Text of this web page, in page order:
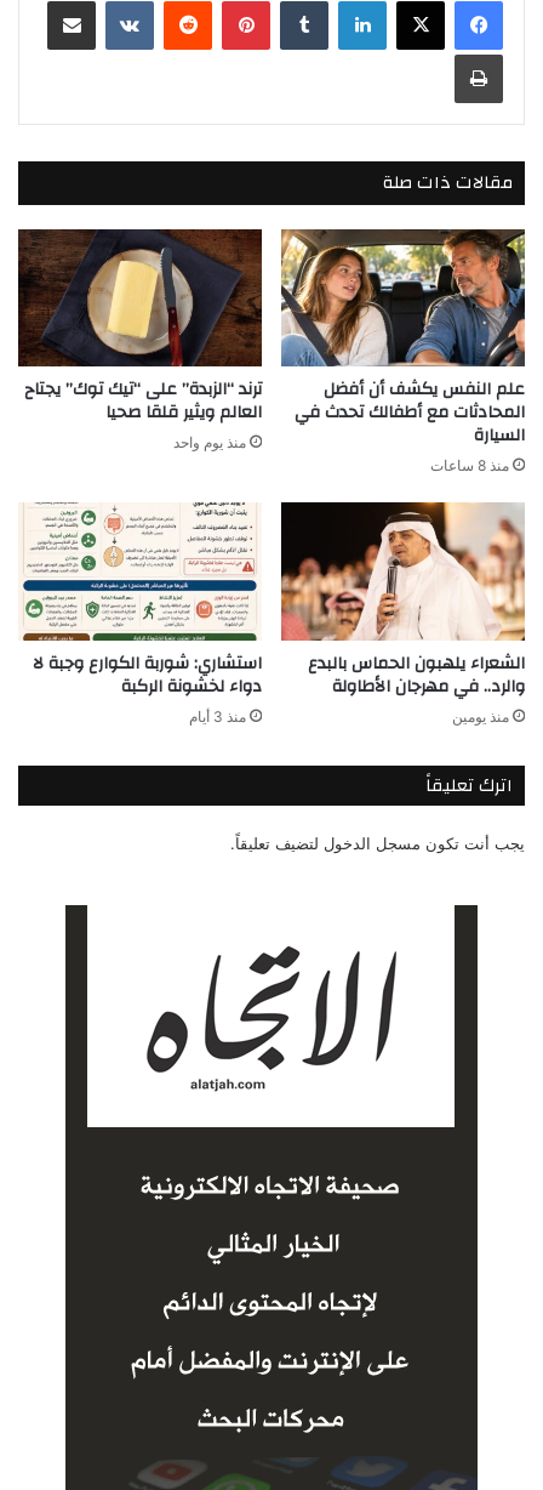
طباعة
مقالات ذات صلة
علم النفس يكشف أن أفضل
المحادثات مع أطفالك تحدث في
السيارة
منذ 8 ساعات
ترند “الزبدة” على “تيك توك” يجتاح
العالم ويثير قلقا صحيا
منذ يوم واحد
الشعراء يلهبون الحماس بالبدع
والرد.. في مهرجان الأطاولة
منذ يومين
استشاري: شوربة الكوارع وجبة لا
دواء لخشونة الركبة
منذ 3 أيام
اترك تعليقاً
يجب أنت تكون مسجل الدخول لتضيف تعليقاً.